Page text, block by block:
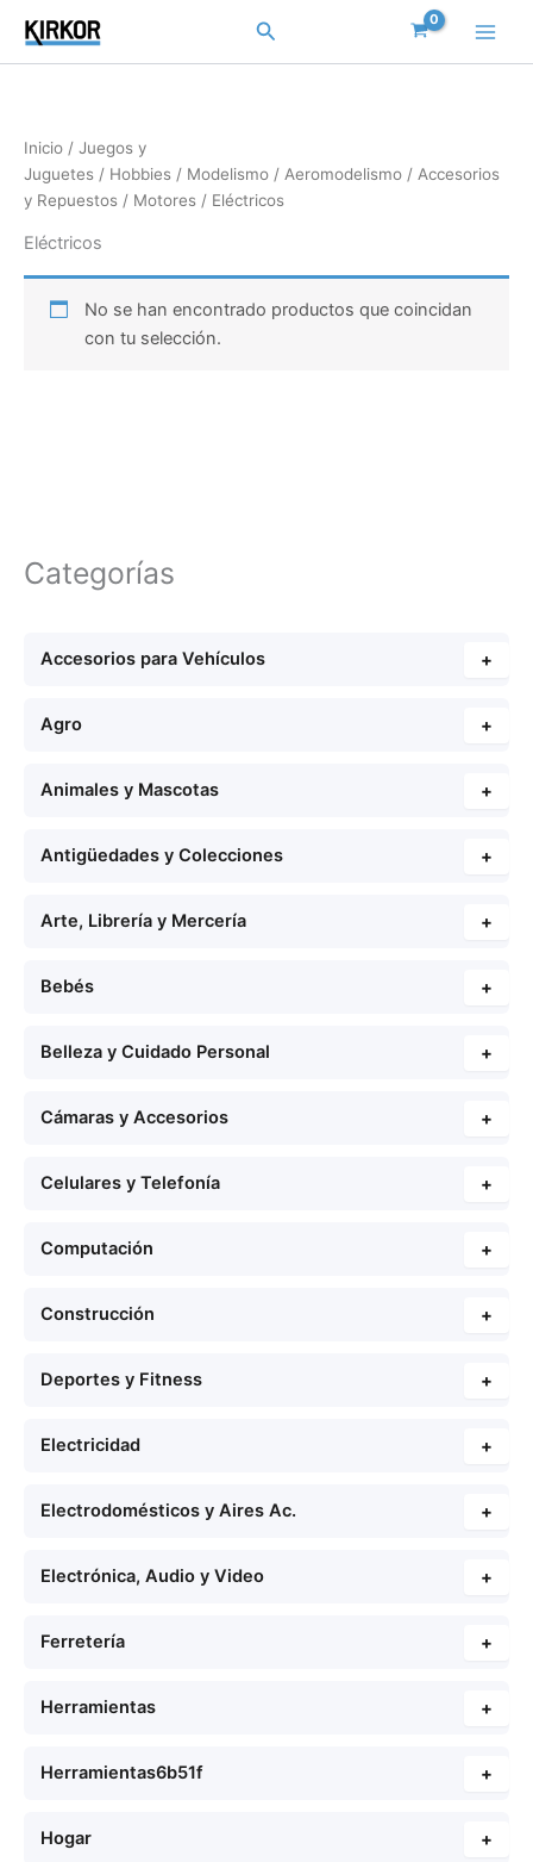
contenido
Buscar
Categorías
Accesorios para Vehículos +
Agro +
Animales y Mascotas +
Antigüedades y Colecciones +
Arte, Librería y Mercería +
Bebés +
Belleza y Cuidado Personal +
Cámaras y Accesorios +
Celulares y Telefonía +
Computación +
Construcción +
Deportes y Fitness +
Electricidad +
Electrodomésticos y Aires Ac. +
Electrónica, Audio y Video +
Ferretería +
Herramientas +
Herramientas6b51f +
Hogar +
Inicio / Juegos y
Juguetes / Hobbies / Modelismo / Aeromodelismo / Accesorios
y Repuestos / Motores / Eléctricos
Eléctricos
No se han encontrado productos que coincidan
con tu selección.